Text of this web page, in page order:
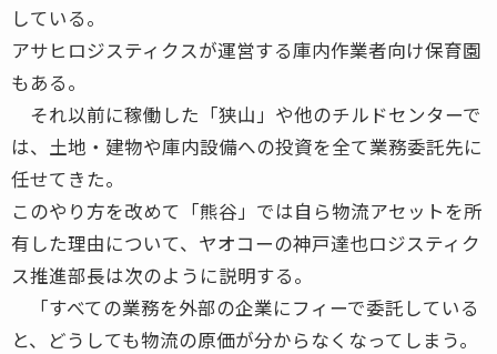
している。
アサヒロジスティクスが運営する庫内作業者向け保育園
もある。
それ以前に稼働した「狭山」や他のチルドセンターで
は、土地・建物や庫内設備への投資を全て業務委託先に
任せてきた。
このやり方を改めて「熊谷」では自ら物流アセットを所
有した理由について、ヤオコーの神戸達也ロジスティク
ス推進部長は次のように説明する。
「すべての業務を外部の企業にフィーで委託している
と、どうしても物流の原価が分からなくなってしまう。